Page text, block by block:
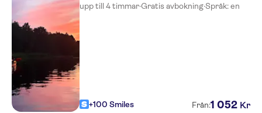
upp till 4 timmar·Gratis avbokning·Språk: en
+100 Smiles Från:1 052 Kr